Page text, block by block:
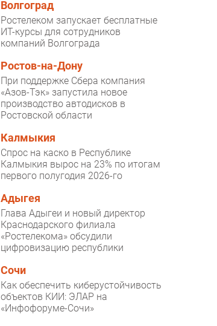
Волгоград
Ростелеком запускает бесплатные
ИТ-курсы для сотрудников
компаний Волгограда
Ростов-на-Дону
При поддержке Сбера компания
«Азов-Тэк» запустила новое
производство автодисков в
Ростовской области
Калмыкия
Спрос на каско в Республике
Калмыкия вырос на 23% по итогам
первого полугодия 2026-го
Адыгея
Глава Адыгеи и новый директор
Краснодарского филиала
«Ростелекома» обсудили
цифровизацию республики
Сочи
Как обеспечить киберустойчивость
объектов КИИ: ЭЛАР на
«Инфофоруме-Сочи»